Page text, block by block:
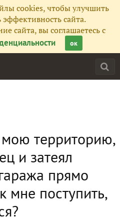
cookies, чтобы улучшить
сайта.
сайта, вы соглашаетесь с
ок
мою территорию,
и затеял
прямо
мне поступить,